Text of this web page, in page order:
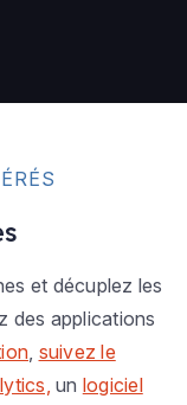
et décuplez les
des applications
, suivez le
un logiciel